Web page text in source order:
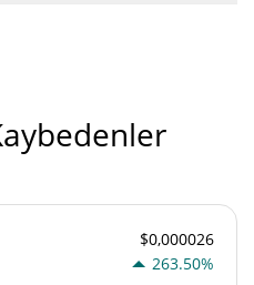
$0,000026
263.50%